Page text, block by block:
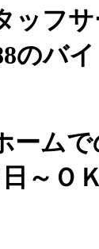
ッフ
のバ
ーム
～Ｏ